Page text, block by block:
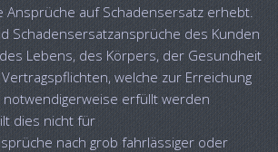
Ansprüche auf Schadensersatz erhebt.
Schadensersatzansprüche des Kunden
Lebens, des Körpers, der Gesundheit
welche zur Erreichung
notwendigerweise erfüllt werden
dies nicht für
nach grob fahrlässiger oder